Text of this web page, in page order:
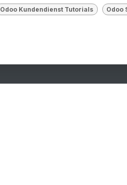
Odoo Kundendienst Tutorials Odoo